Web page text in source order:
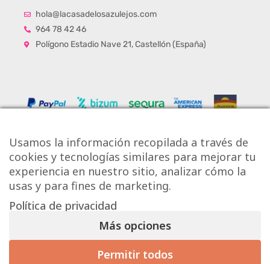
hola@lacasadelosazulejos.com
964 78 42 46
Polígono Estadio Nave 21, Castellón (España)
Copyright © Onlytiles S.L.
La Casa de los Azulejos ®
Usamos la información recopilada a través de
cookies y tecnologías similares para mejorar tu
experiencia en nuestro sitio, analizar cómo la
usas y para fines de marketing.
Política de privacidad
Más opciones
Permitir todos